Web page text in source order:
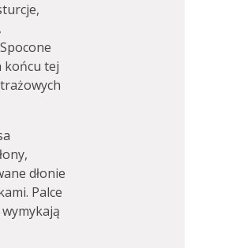
końcu tej
dłonie
Palce